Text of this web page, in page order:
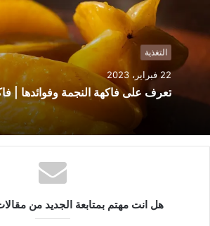
ا
ل
و
ي
ب
التغذية
22 فبراير، 2023
تعرف على فاكهة النجمة وفوائدها |
هل انت مهتم بمتابعة الجديد من